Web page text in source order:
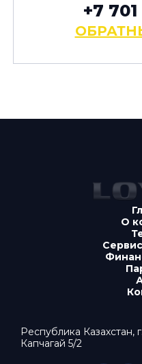
+7
О
Республика Казахстан,
Капчагай 5/2